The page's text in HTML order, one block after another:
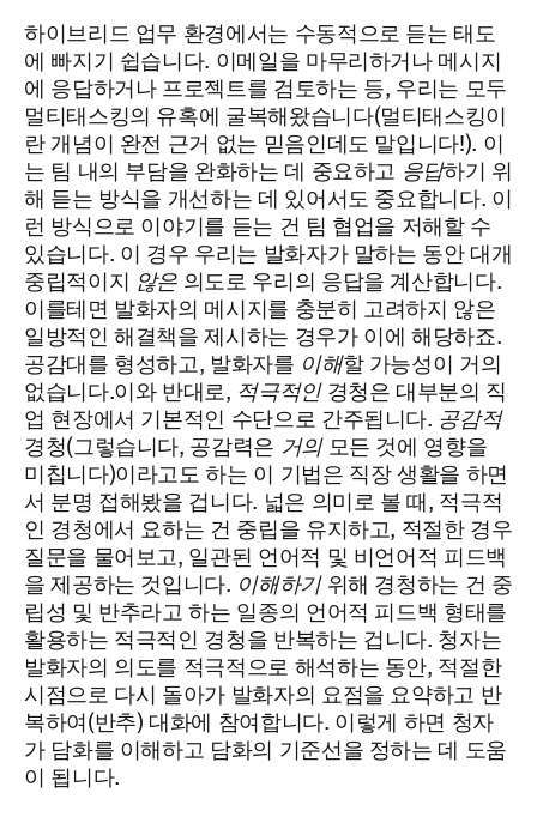
하이브리드 업무 환경에서는 수동적으로 듣는 태도
에 빠지기 쉽습니다. 이메일을 마무리하거나 메시지
에 응답하거나 프로젝트를 검토하는 등, 우리는 모두
멀티태스킹의 유혹에 굴복해왔습니다(멀티태스킹이
란 개념이 완전 근거 없는 믿음인데도 말입니다!). 이
는 팀 내의 부담을 완화하는 데 중요하고 응답하기 위
해 듣는 방식을 개선하는 데 있어서도 중요합니다. 이
런 방식으로 이야기를 듣는 건 팀 협업을 저해할 수
있습니다. 이 경우 우리는 발화자가 말하는 동안 대개
중립적이지
않은 의도로 우리의 응답을 계산합니다.
이를테면 발화자의 메시지를 충분히 고려하지 않은
일방적인 해결책을 제시하는 경우가 이에 해당하죠.
공감대를 형성하고, 발화자를 이해할 가능성이 거의
없습니다.이와 반대로, 적극적인경청은 대부분의 직
업 현장에서 기본적인 수단으로 간주됩니다. 공감적
경청(그렇습니다, 공감력은 거의 모든 것에 영향을
미칩니다)이라고도 하는 이 기법은 직장 생활을 하면
서 분명 접해봤을 겁니다. 넓은 의미로 볼 때, 적극적
인 경청에서 요하는 건 중립을 유지하고, 적절한 경우
질문을 물어보고, 일관된 언어적 및 비언어적 피드백
을 제공하는 것입니다. 이해하기위해 경청하는 건 중
립성 및 반추라고 하는 일종의 언어적 피드백 형태를
활용하는 적극적인 경청을 반복하는 겁니다. 청자는
발화자의 의도를 적극적으로 해석하는 동안, 적절한
시점으로 다시 돌아가 발화자의 요점을 요약하고 반
복하여(반추) 대화에 참여합니다. 이렇게 하면 청자
가 담화를 이해하고 담화의 기준선을 정하는 데 도움
이 됩니다.